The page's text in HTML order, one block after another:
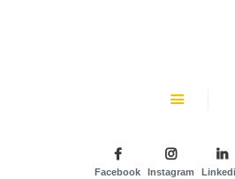
Facebook Instagram
INSTITUIÇÃO PARTICULAR DE
ATIVIDADES